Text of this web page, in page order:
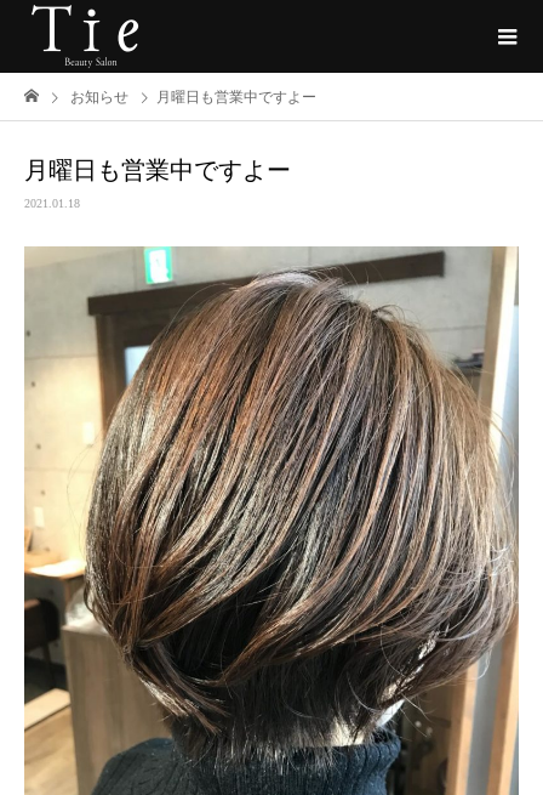
お知らせ 月曜日も営業中ですよー
月曜日も営業中ですよー
2021.01.18